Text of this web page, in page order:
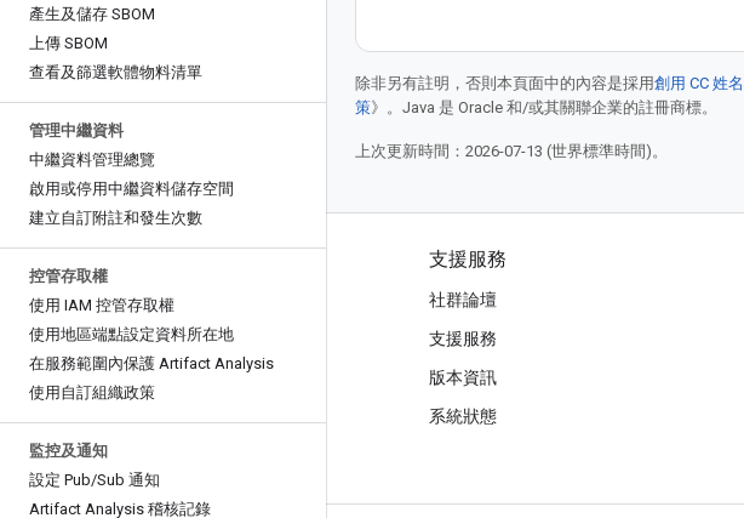
產生及儲存 SBOM
上傳 SBOM
查看及篩選軟體物料清單
管理中繼資料
中繼資料管理總覽
啟用或停用中繼資料儲存空間
建立自訂附註和發生次數
控管存取權
使用 IAM 控管存取權
使用地區端點設定資料所在地
在服務範圍內保護 Artifact Analysis
使用自訂組織政策
監控及通知
設定 Pub/Sub 通知
Artifact Analysis 稽核記錄
除非另有註明，否則本頁面中的內容是採用創用 CC 姓
策》。Java 是 Oracle 和/或其關聯企業的註冊商標。
上次更新時間：2026-07-13 (世界標準時間)。
查看所有產品/服務
Google Cloud 定價
Google Cloud Marketplace
支援服務
社群論壇
支援服務
版本資訊
系統狀態